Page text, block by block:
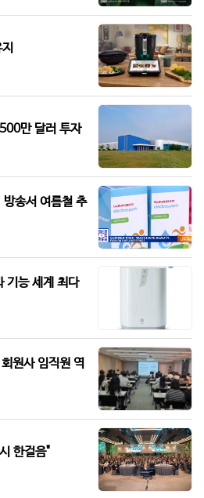
만 달러 투자
방송서 여름철 추
기능 세계 최다
원사 임직원 역
한걸음"